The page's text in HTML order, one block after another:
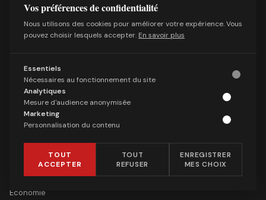
Média indépendant suisse fondé en 2012. Nous
défendons la liberté d'expression, la souveraineté
Rédacteur en chef :
Les Archives des Observateurs (2012-2026)
RUBRIQUES
Politique
Économie
Vos préférences de confidentialité
Nous utilisons des cookies pour améliorer votre expérience. Vous
pouvez choisir lesquels accepter. En savoir plus
Essentiels
Nécessaires au fonctionnement du site
Analytiques
Mesure d'audience anonymisée
Marketing
Personnalisation du contenu
TOUT
ACCEPTER
TOUT
REFUSER
ENREGISTRER
MES CHOIX